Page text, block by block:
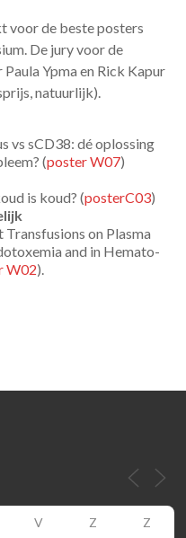
voor de beste posters
De jury voor de
Ypma en Rick Kapur
natuurlijk).
vs sCD38: dé oplossing
(poster W07)
is koud? (posterC03)
on Plasma
and in Hemato-
W02).
V Z Z